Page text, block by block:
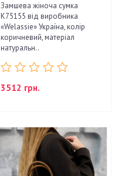
Замшева жіноча сумка
К75155 від виробника
«Welassie» Україна, колір
коричневий, матеріал
натуральн..
3512 грн.